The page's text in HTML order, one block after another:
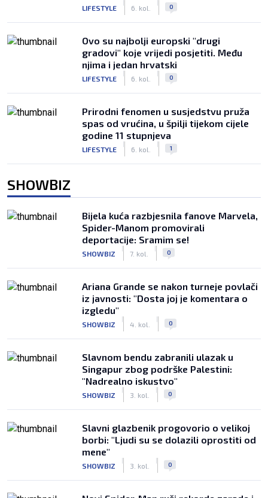
LIFESTYLE 6. kol. 0
Ovo su najbolji europski "drugi
gradovi" koje vrijedi posjetiti. Među
njima i jedan hrvatski
LIFESTYLE 6. kol. 0
Prirodni fenomen u susjedstvu pruža
spas od vrućina, u špilji tijekom cijele
godine 11 stupnjeva
LIFESTYLE 6. kol. 1
SHOWBIZ
Bijela kuća razbjesnila fanove Marvela,
Spider-Manom promovirali
deportacije: Sramim se!
SHOWBIZ 7. kol. 0
Ariana Grande se nakon turneje povlači
iz javnosti: "Dosta joj je komentara o
izgledu"
SHOWBIZ 4. kol. 0
Slavnom bendu zabranili ulazak u
Singapur zbog podrške Palestini:
"Nadrealno iskustvo"
SHOWBIZ 3. kol. 0
Slavni glazbenik progovorio o velikoj
borbi: "Ljudi su se dolazili oprostiti od
mene"
SHOWBIZ 3. kol. 0